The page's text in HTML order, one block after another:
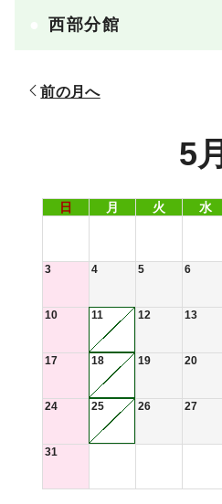
西部分館
前の月へ
5月
日 月 火 水
3 4 5 6
10 11 12 13
17 18 19 20
24 25 26 27
31